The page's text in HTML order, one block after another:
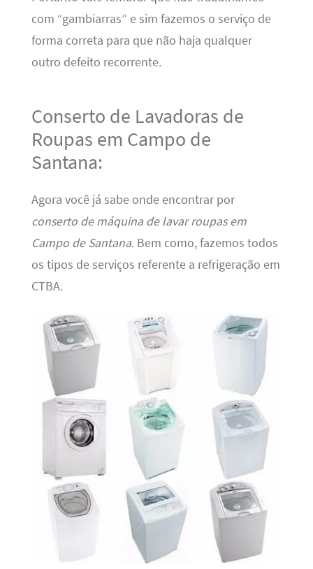
com “gambiarras” e sim fazemos o serviço de
forma correta para que não haja qualquer
outro defeito recorrente.
Conserto de Lavadoras de
Roupas em Campo de
Santana:
Agora você já sabe onde encontrar por
conserto de máquina de lavar roupas em
Campo de Santana. Bem como, fazemos todos
os tipos de serviços referente a refrigeração em
CTBA.